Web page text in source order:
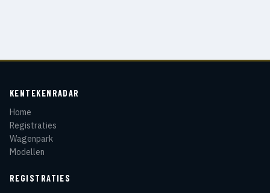
KENTEKENRADAR
Home
Registraties
Wagenpark
Modellen
REGISTRATIES